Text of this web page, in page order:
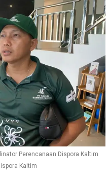
Perencanaan Dispora Kaltim
Kaltim